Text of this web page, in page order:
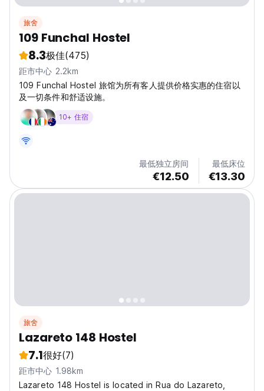
旅舍
109 Funchal Hostel
8.3极佳(475)
距市中心 2.2km
109 Funchal Hostel 旅馆为所有客人提供价格实惠的住宿以
及一切条件和舒适设施。
10+ 住宿
最低独立房间
€12.50
最低床位
€13.30
旅舍
Lazareto 148 Hostel
7.1很好(7)
距市中心 1.98km
Lazareto 148 Hostel is located in Rua do Lazareto,